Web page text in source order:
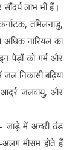
लाभ भी हैं।
तमिलनाडु,
नारियल का
पेड़ों को गर्म और
जल निकासी बढ़िया
आर्द्र जलवायु, और
जाड़े में अच्छी ठंड
अलग मौसम होते हैं